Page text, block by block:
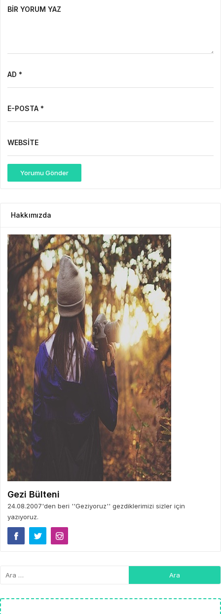
BIR YORUM YAZ
AD *
E-POSTA *
WEBSITE
Yorumu Gönder
Hakkımızda
Gezi Bülteni
24.08.2007'den beri ''Geziyoruz'' gezdiklerimizi sizler için
yazıyoruz.